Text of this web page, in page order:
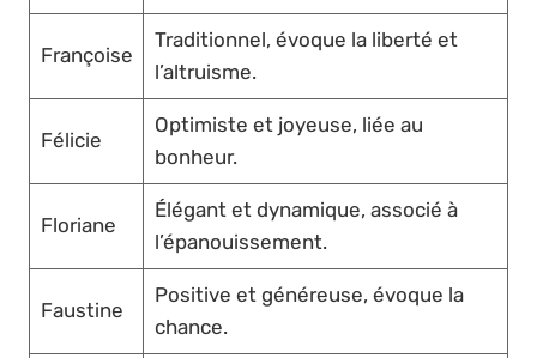
Françoise
Traditionnel, évoque la liberté et
l’altruisme.
Félicie
Optimiste et joyeuse, liée au
bonheur.
Floriane
Élégant et dynamique, associé à
l’épanouissement.
Faustine
Positive et généreuse, évoque la
chance.